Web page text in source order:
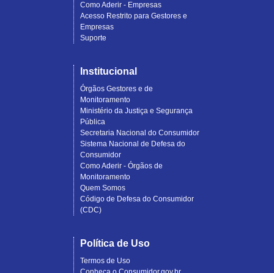
Como Aderir - Empresas
Acesso Restrito para Gestores e
Empresas
Suporte
Institucional
Órgãos Gestores e de
Monitoramento
Ministério da Justiça e Segurança
Pública
Secretaria Nacional do Consumidor
Sistema Nacional de Defesa do
Consumidor
Como Aderir - Órgãos de
Monitoramento
Quem Somos
Código de Defesa do Consumidor
(CDC)
Política de Uso
Termos de Uso